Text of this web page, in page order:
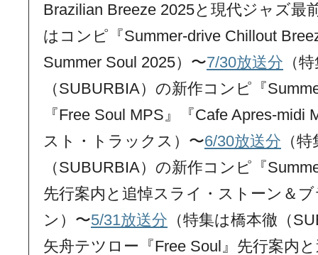
Brazilian Breeze 2025と現代ジャズ最
はコンピ『Summer-drive Chillout
Summer Soul 2025）〜7/30放送分 （
（SUBURBIA）の新作コンピ『
『Free Soul MPS』『Cafe Apres-midi
スト・トラックス）〜6/30放送分 （
（SUBURBIA）の新作コンピ『
先行案内と追悼スライ・ストーン＆
ン）〜5/31放送分 （特集は橋本徹（
矢舟テツロー『Free Soul』先行案内